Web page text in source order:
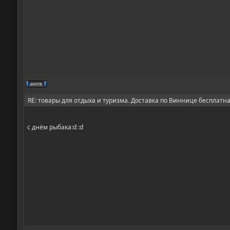
RE: товары для отдыха и туризма. Доставка по Виннице бесплатна
с днём рыбака:d :d